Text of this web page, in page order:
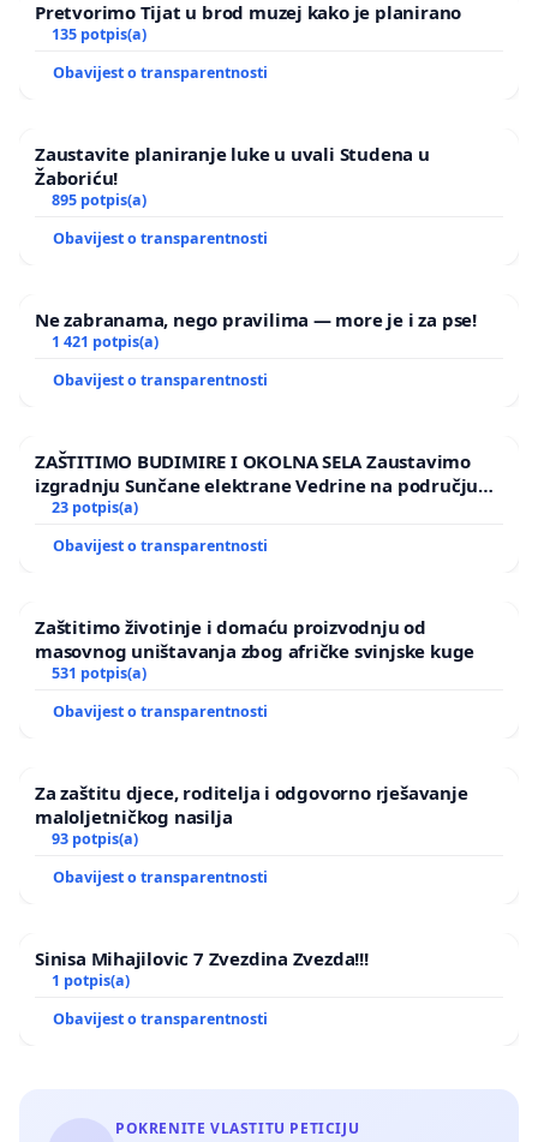
Pretvorimo Tijat u brod muzej kako je planirano
135 potpis(a)
Obavijest o transparentnosti
Zaustavite planiranje luke u uvali Studena u
Žaboriću!
895 potpis(a)
Obavijest o transparentnosti
Ne zabranama, nego pravilima — more je i za pse!
1 421 potpis(a)
Obavijest o transparentnosti
ZAŠTITIMO BUDIMIRE I OKOLNA SELA Zaustavimo
izgradnju Sunčane elektrane Vedrine na području
Ugljana
23 potpis(a)
Obavijest o transparentnosti
Zaštitimo životinje i domaću proizvodnju od
masovnog uništavanja zbog afričke svinjske kuge
531 potpis(a)
Obavijest o transparentnosti
Za zaštitu djece, roditelja i odgovorno rješavanje
maloljetničkog nasilja
93 potpis(a)
Obavijest o transparentnosti
Sinisa Mihajilovic 7 Zvezdina Zvezda!!!
1 potpis(a)
Obavijest o transparentnosti
POKRENITE VLASTITU PETICIJU